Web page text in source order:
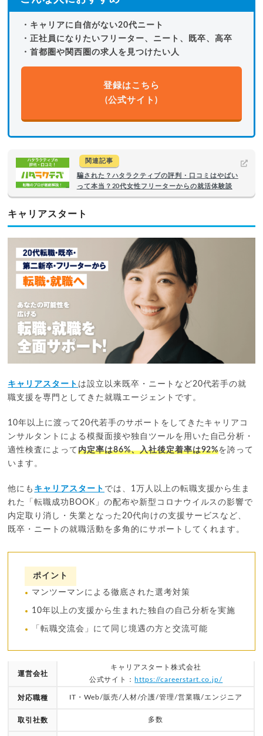
・キャリアに自信がない20代ニート
・正社員になりたいフリーター、ニート、既卒、高卒
・首都圏や関西圏の求人を見つけたい人
登録はこちら
(公式サイト)
関連記事
騙された？ハタラクティブの評判・口コミはやばい
って本当？20代女性フリーターからの就活体験談
キャリアスタート
キャリアスタート は設立以来既卒・ニートなど20代若手の就
職支援を専門としてきた就職エージェントです。
10年以上に渡って20代若手のサポートをしてきたキャリアコ
ンサルタントによる模擬面接や独自ツールを用いた自己分析・
適性検査によって内定率は86%、入社後定着率は92%を誇って
います。
他にも キャリアスタート では、1万人以上の転職支援から生ま
れた「転職成功BOOK」の配布や新型コロナウイルスの影響で
内定取り消し・失業となった20代向けの支援サービスなど、
既卒・ニートの就職活動を多角的にサポートしてくれます。
ポイント
マンツーマンによる徹底された選考対策
10年以上の支援から生まれた独自の自己分析を実施
「転職交流会」にて同じ境遇の方と交流可能
運営会社
キャリアスタート株式会社
公式サイト：
https://careerstart.co.jp/
対応職種 IT・Web/販売/人材/介護/管理/営業職/エンジニア
取引社数 多数